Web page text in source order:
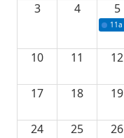
3 4 5
11a
10 11 12
17 18 19
24 25 26